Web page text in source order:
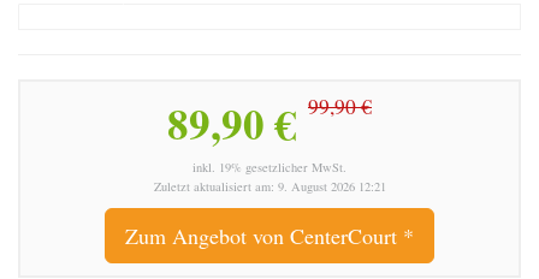
89,90 € 99,90 €
inkl. 19% gesetzlicher MwSt.
Zuletzt aktualisiert am: 9. August 2026 12:21
Zum Angebot von CenterCourt *